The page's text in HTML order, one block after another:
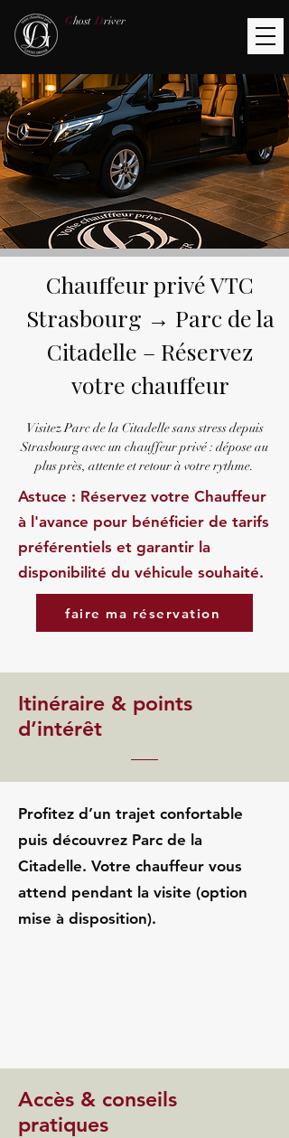
Ghost Driver
Chauffeur privé VTC
Strasbourg → Parc de la
Citadelle – Réservez
votre chauffeur
Visitez Parc de la Citadelle sans stress depuis
Strasbourg avec un chauffeur privé : dépose au
plus près, attente et retour à votre rythme.
Astuce : Réservez votre Chauffeur
à l'avance pour bénéficier de tarifs
préférentiels et garantir la
disponibilité du véhicule souhaité.
faire ma réservation
Itinéraire & points
d’intérêt
Profitez d’un trajet confortable
puis découvrez Parc de la
Citadelle. Votre chauffeur vous
attend pendant la visite (option
mise à disposition).
Accès & conseils
pratiques